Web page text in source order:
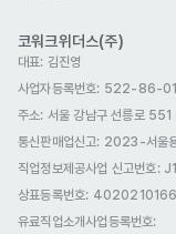
・계약 형태: 정규직
・근무 장소: 스캐터랩
자격 요건
・모국어 수준의 일본
・업무상 의사소통에
코워크위더스(주)
대표: 김진영
사업자등록번호: 522-86-
주소: 서울 강남구 선릉로
통신판매업신고: 2023-서울
직업정보제공사업 신고번
상표등록번호:
유료직업소개사업등록번호: